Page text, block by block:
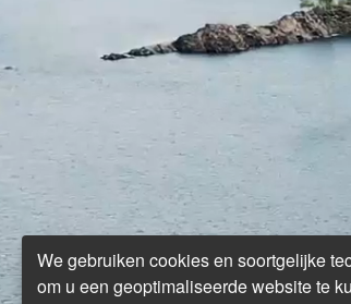
We gebruiken cookies en soortgelijke
om u een geoptimaliseerde website te